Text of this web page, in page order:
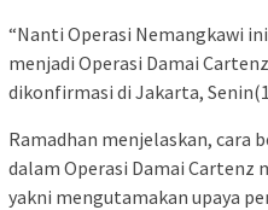
“Nanti Operasi Nemangkawi
menjadi Operasi Damai
dikonfirmasi di Jakarta,
Ramadhan menjelaskan, cara
dalam Operasi Damai Cartenz
yakni mengutamakan upaya